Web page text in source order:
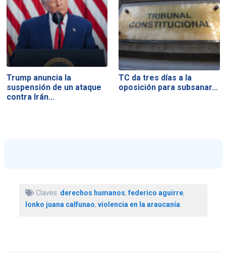
Trump anuncia la
suspensión de un ataque
contra Irán…
TC da tres días a la
oposición para subsanar…
Claves: derechos humanos,federico aguirre,
lonko juana calfunao, violencia en la araucanía